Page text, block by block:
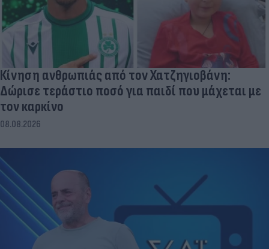
Κίνηση ανθρωπιάς από τον Χατζηγιοβάνη:
Δώρισε τεράστιο ποσό για παιδί που μάχεται με
τον καρκίνο
08.08.2026